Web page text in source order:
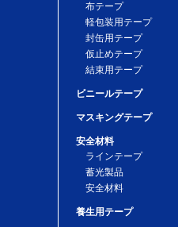
布テープ
軽包装用テープ
封缶用テープ
仮止めテープ
結束用テープ
ビニールテープ
マスキングテープ
安全材料
ラインテープ
蓄光製品
安全材料
養生用テープ